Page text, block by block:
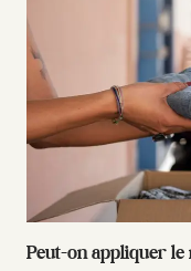
Peut-on appliquer